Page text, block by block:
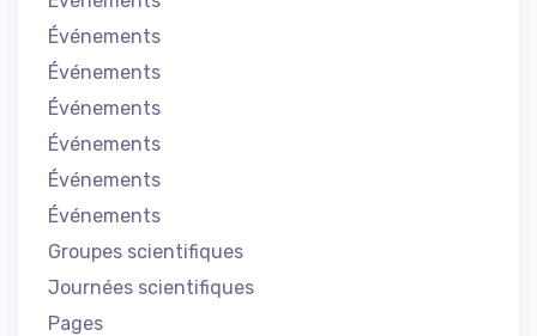
Événements
Événements
Événements
Événements
Événements
Événements
Groupes scientifiques
Journées scientifiques
Pages